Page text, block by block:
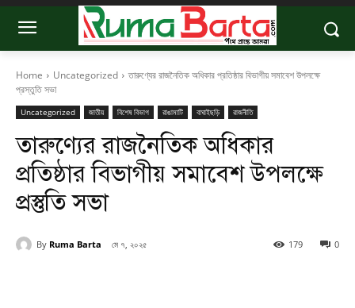
Home Uncategorized
তারুণ্যের রাজনৈতিক অধিকার প্রতিষ্ঠার বিভাগীয় সমাবেশ উপলক্ষে
প্রস্তুতি সভা
Uncategorized জাতীয় বিশেষ বিভাগ রাঙামাটি বাঘাইছড়ি রাজনীতি
তারুণ্যের রাজনৈতিক অধিকার
প্রতিষ্ঠার বিভাগীয় সমাবেশ উপলক্ষে
প্রস্তুতি সভা
By Ruma Barta মে ৭, ২০২৫ 0
179